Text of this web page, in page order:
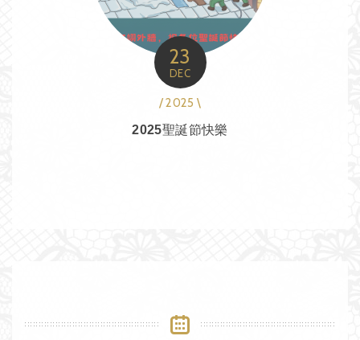
23
DEC
/ 2025 \
2025聖誕節快樂